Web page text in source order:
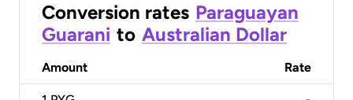
Conversion rates Paraguayan
Guarani to Australian Dollar
Amount Rate